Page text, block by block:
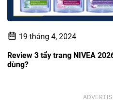
19 tháng 4, 2024
Review 3 tẩy trang NIVEA
dùng?